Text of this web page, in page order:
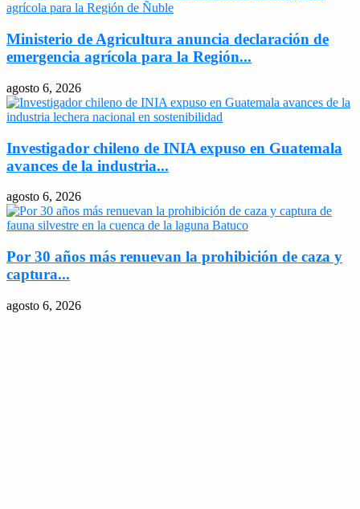
Ministerio de Agricultura anuncia declaración de
emergencia agrícola para la Región...
agosto 6, 2026
Investigador chileno de INIA expuso en Guatemala
avances de la industria...
agosto 6, 2026
Por 30 años más renuevan la prohibición de caza y
captura...
agosto 6, 2026